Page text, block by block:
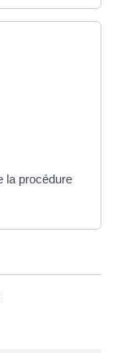
la procédure